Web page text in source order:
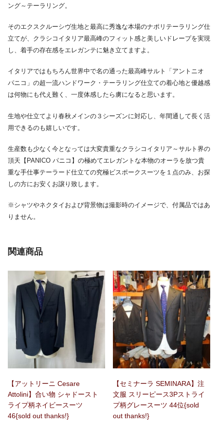
ング～テーラリング。
そのエクスクルーシヴ生地と最高に秀逸な本場のナポリテーラリング仕
立てが、クラシコイタリア最高峰のフィット感と美しいドレープを実現
し、着手の存在感をエレガンテに魅き立てますよ。
イタリアではもちろん世界中で名の通った最高峰サルト「アントニオ
パニコ」の超一流ハンドワーク・テーラリング仕立ての着心地と優越感
は何物にも代え難く、一度体感したら虜になると思います。
生地や仕立てより春秋メインの３シーズンに対応し、年間通して長く活
用できるのも嬉しいです。
生産数も少なく今となっては大変貴重なクラシコイタリア～サルト界の
頂天【PANICO パニコ】の極めてエレガントな本物のオーラを放つ貴
重な手仕事テーラード仕立ての究極ビスポークスーツを１点のみ、お探
しの方にお安くお譲り致します。
※シャツやネクタイおよび背景物は撮影時のイメージで、付属品ではあ
りません。
関連商品
【アットリーニ Cesare
Attolini】合い物 シャドースト
ライプ柄ネイビースーツ
46{sold out thanks!}
【セミナーラ SEMINARA】注
文服 スリーピース3Pストライ
プ柄グレースーツ 44位{sold
out thanks!}